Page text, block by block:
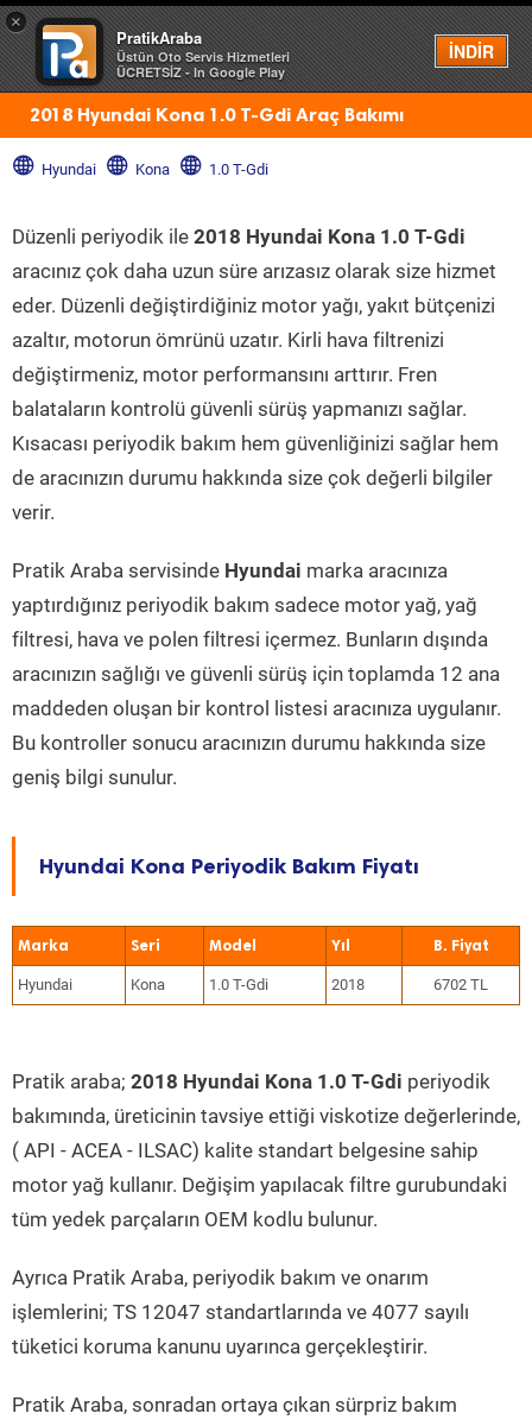
×
PratikAraba
Üstün Oto Servis Hizmetleri
ÜCRETSİZ - In Google Play
İNDİR
Menü
2018 Hyundai Kona 1.0 T-Gdi Araç Bakımı
Hyundai Kona 1.0 T-Gdi
Düzenli periyodik ile 2018 Hyundai Kona 1.0 T-Gdi
aracınız çok daha uzun süre arızasız olarak size hizmet
eder. Düzenli değiştirdiğiniz motor yağı, yakıt bütçenizi
azaltır, motorun ömrünü uzatır. Kirli hava filtrenizi
değiştirmeniz, motor performansını arttırır. Fren
balataların kontrolü güvenli sürüş yapmanızı sağlar.
Kısacası periyodik bakım hem güvenliğinizi sağlar hem
de aracınızın durumu hakkında size çok değerli bilgiler
verir.
Pratik Araba servisinde Hyundai marka aracınıza
yaptırdığınız periyodik bakım sadece motor yağ, yağ
filtresi, hava ve polen filtresi içermez. Bunların dışında
aracınızın sağlığı ve güvenli sürüş için toplamda 12 ana
maddeden oluşan bir kontrol listesi aracınıza uygulanır.
Bu kontroller sonucu aracınızın durumu hakkında size
geniş bilgi sunulur.
Hyundai Kona Periyodik Bakım Fiyatı
Marka Seri Model Yıl
Hyundai Kona 1.0 T-Gdi 2018 6702 TL
Pratik araba; 2018 Hyundai Kona 1.0 T-Gdi periyodik
bakımında, üreticinin tavsiye ettiği viskotize değerlerinde,
( API - ACEA - ILSAC) kalite standart belgesine sahip
motor yağ kullanır. Değişim yapılacak filtre gurubundaki
tüm yedek parçaların OEM kodlu bulunur.
Ayrıca Pratik Araba, periyodik bakım ve onarım
işlemlerini; TS 12047 standartlarında ve 4077 sayılı
tüketici koruma kanunu uyarınca gerçekleştirir.
Pratik Araba, sonradan ortaya çıkan sürpriz bakım